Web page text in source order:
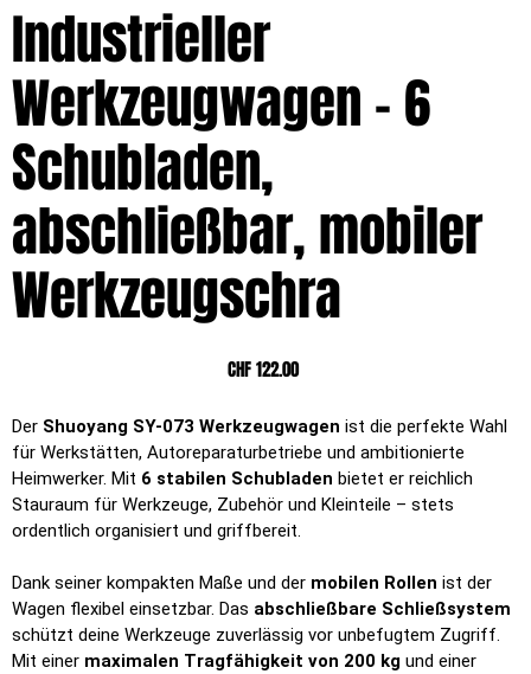
Industrieller
Werkzeugwagen – 6
Schubladen,
abschließbar, mobiler
Werkzeugschra
Preis
CHF 122.00
Der Shuoyang SY-073 Werkzeugwagen ist die perfekte Wahl
für Werkstätten, Autoreparaturbetriebe und ambitionierte
Heimwerker. Mit 6 stabilen Schubladen bietet er reichlich
Stauraum für Werkzeuge, Zubehör und Kleinteile – stets
ordentlich organisiert und griffbereit.
Dank seiner kompakten Maße und der mobilen Rollen ist der
Wagen flexibel einsetzbar. Das abschließbare Schließsystem
schützt deine Werkzeuge zuverlässig vor unbefugtem Zugriff.
Mit einer maximalen Tragfähigkeit von 200 kg und einer